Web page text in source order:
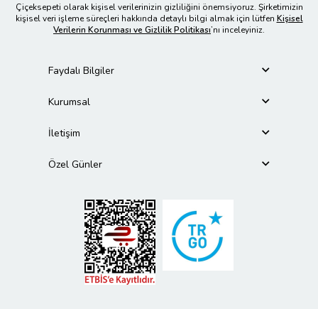
Çiçeksepeti olarak kişisel verilerinizin gizliliğini önemsiyoruz. Şirketimizin
kişisel veri işleme süreçleri hakkında detaylı bilgi almak için lütfen Kişisel
Verilerin Korunması ve Gizlilik Politikası’nı inceleyiniz.
Faydalı Bilgiler
Kurumsal
İletişim
Özel Günler